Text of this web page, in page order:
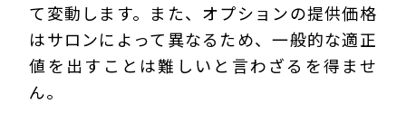
て変動します。また、オプションの提供価格
はサロンによって異なるため、一般的な適正
値を出すことは難しいと言わざるを得ませ
ん。